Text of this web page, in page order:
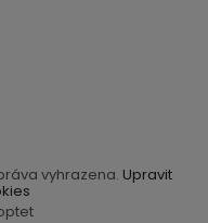
vyhrazena. Upravit